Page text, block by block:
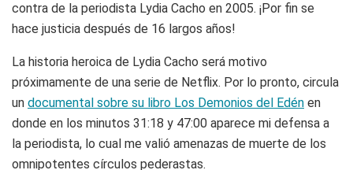
contra de la periodista Lydia Cacho en 2005. ¡Por fin se
hace justicia después de 16 largos años!
La historia heroica de Lydia Cacho será motivo
próximamente de una serie de Netflix. Por lo pronto, circula
un documental sobre su libro Los Demonios del Edén en
donde en los minutos 31:18 y 47:00 aparece mi defensa a
la periodista, lo cual me valió amenazas de muerte de los
omnipotentes círculos pederastas.